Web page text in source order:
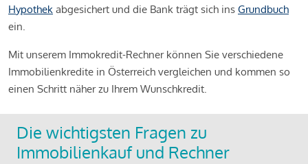
Hypothek abgesichert und die Bank trägt sich ins Grundbuch
ein.
Mit unserem Immokredit-Rechner können Sie verschiedene
Immobilienkredite in Österreich vergleichen und kommen so
einen Schritt näher zu Ihrem Wunschkredit.
Die wichtigsten Fragen zu
Immobilienkauf und Rechner